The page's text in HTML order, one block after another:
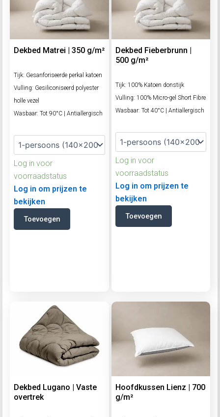
Dekbed Matrei | 350 g/m²
Tijk: Gesanforiseerde perkal katoen
Vulling: Gesiliconiseerd polyester
holle vezel
Wasbaar: Tot 90°C | Antiallergisch
Log in voor
voorraadstatus
Log in om prijzen te
bekijken
Toevoegen
Dekbed Fieberbrunn |
500 g/m²
Tijk: 100% Katoen donstijk
Vulling: 100% Micro-gel Short Fibre
Wasbaar: Tot 40°C | Antiallergisch
Log in voor
voorraadstatus
Log in om prijzen te
bekijken
Toevoegen
Dekbed Lugano | Vaste
overtrek
Hoofdkussen Lienz | 700
g/m²